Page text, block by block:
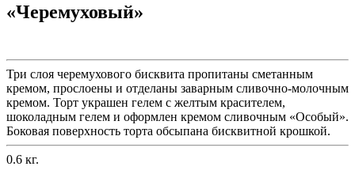
«Черемуховый»
Три слоя черемухового бисквита пропитаны сметанным
кремом, прослоены и отделаны заварным сливочно-молочным
кремом. Торт украшен гелем с желтым красителем,
шоколадным гелем и оформлен кремом сливочным «Особый».
Боковая поверхность торта обсыпана бисквитной крошкой.
0.6 кг.